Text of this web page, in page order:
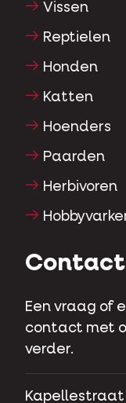
Vissen
Reptielen
Honden
Katten
Hoenders
Paarden
Herbivoren
Contact
Een vraag of
contact met
verder.
Kapellestraat